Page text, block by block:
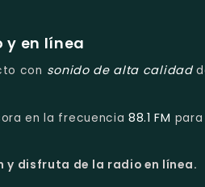
y en línea
con sonido de alta calidad
en la frecuencia88.1 FM para
y disfruta de la radio en línea.